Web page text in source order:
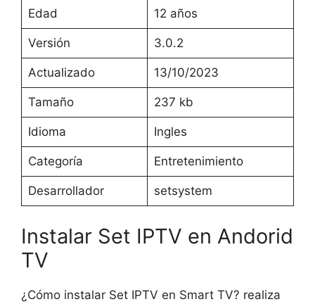
Edad 12 años
Versión 3.0.2
Actualizado 13/10/2023
Tamaño 237 kb
Idioma Ingles
Categoría Entretenimiento
Desarrollador setsystem
Instalar Set IPTV en Andorid
TV
¿Cómo instalar Set IPTV en Smart TV? realiza